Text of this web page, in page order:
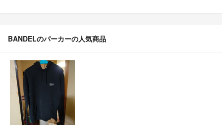
BANDELのパーカーの人気商品